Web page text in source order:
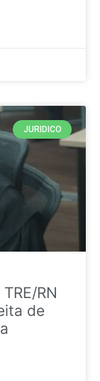
JURIDICO
RN
de